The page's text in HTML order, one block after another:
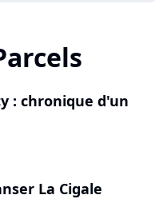
: chronique d'un
La Cigale